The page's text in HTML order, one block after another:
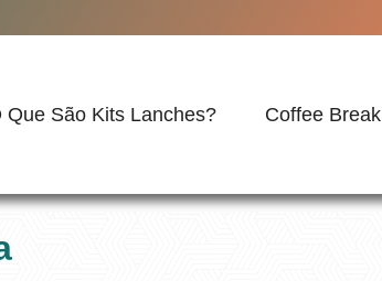
Que São Kits Lanches? Coffee Break